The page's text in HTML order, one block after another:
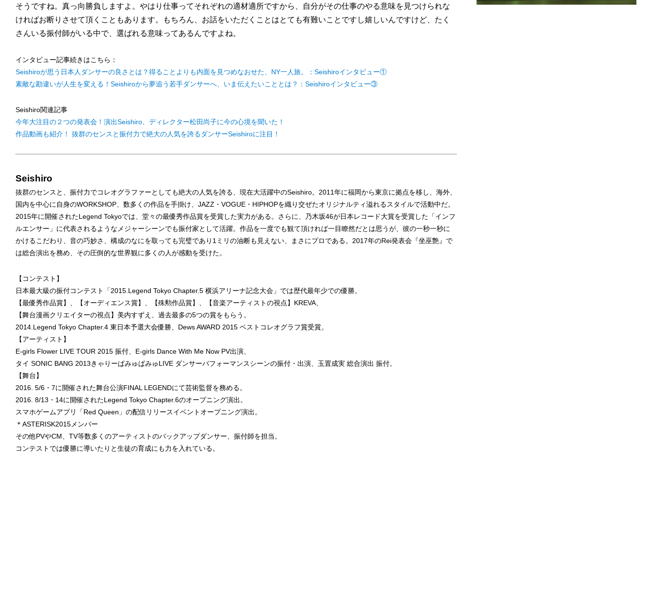
そうですね。真っ向勝負しますよ。やはり仕事ってそれぞれの適材適所ですから、自分がその仕事のやる意味を見つけられな
ければお断りさせて頂くこともあります。もちろん、お話をいただくことはとても有難いことですし嬉しいんですけど、たく
さんいる振付師がいる中で、選ばれる意味ってあるんですよね。
インタビュー記事続きはこちら：
Seishiroが思う日本人ダンサーの良さとは？得ることよりも内面を見つめなおせた、NY一人旅。：Seishiroインタビュー①
素敵な勘違いが人生を変える！Seishiroから夢追う若手ダンサーへ、いま伝えたいこととは？：Seishiroインタビュー③
Seishiro関連記事
今年大注目の２つの発表会！演出Seishiro、ディレクター松田尚子に今の心境を聞いた！
作品動画も紹介！ 抜群のセンスと振付力で絶大の人気を誇るダンサーSeishiroに注目！
Seishiro
抜群のセンスと、振付力でコレオグラファーとしても絶大の人気を誇る、現在大活躍中のSeishiro。2011年に福岡から東京に拠点を移し、海外、
国内を中心に自身のWORKSHOP、数多くの作品を手掛け、JAZZ・VOGUE・HIPHOPを織り交ぜたオリジナルティ溢れるスタイルで活動中だ。
2015年に開催されたLegend Tokyoでは、堂々の最優秀作品賞を受賞した実力がある。さらに、乃木坂46が日本レコード大賞を受賞した「インフ
ルエンサー」に代表されるようなメジャーシーンでも振付家として活躍。作品を一度でも観て頂ければ一目瞭然だとは思うが、彼の一秒一秒に
かけるこだわり、音の巧妙さ、構成のなにを取っても完璧であり1ミリの油断も見えない、まさにプロである。2017年のRei発表会『坐巫艶』で
は総合演出を務め、その圧倒的な世界観に多くの人が感動を受けた。
【コンテスト】
日本最大級の振付コンテスト「2015.Legend Tokyo Chapter.5 横浜アリーナ記念大会」では歴代最年少での優勝。
【最優秀作品賞】、【オーディエンス賞】、【殊勲作品賞】、【音楽アーティストの視点】KREVA、
【舞台漫画クリエイターの視点】美内すずえ、過去最多の5つの賞をもらう。
2014.Legend Tokyo Chapter.4 東日本予選大会優勝、Dews AWARD 2015 ベストコレオグラフ賞受賞。
【アーティスト】
E-girls Flower LIVE TOUR 2015 振付、E-girls Dance With Me Now PV出演、
タイ SONIC BANG 2013きゃりーぱみゅぱみゅLIVE ダンサーパフォーマンスシーンの振付・出演、玉置成実 総合演出 振付。
【舞台】
2016. 5/6・7に開催された舞台公演FINAL LEGENDにて芸術監督を務める。
2016. 8/13・14に開催されたLegend Tokyo Chapter.6のオープニング演出。
スマホゲームアプリ「Red Queen」の配信リリースイベントオープニング演出。
＊ASTERISK2015メンバー
その他PVやCM、TV等数多くのアーティストのバックアップダンサー、振付師を担当。
コンテストでは優勝に導いたりと生徒の育成にも力を入れている。